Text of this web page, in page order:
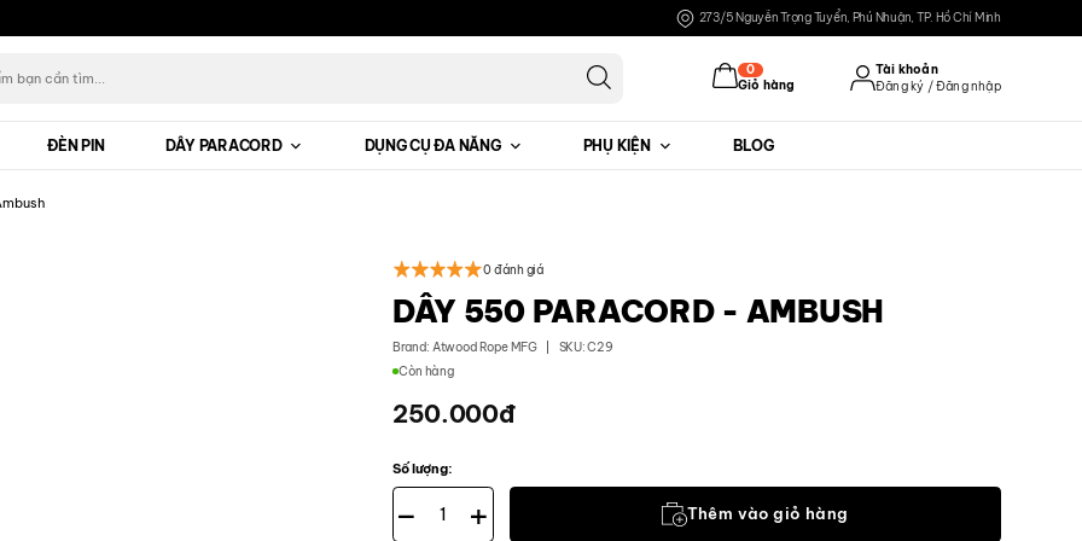
273/5 Nguyễn Trọng Tuyển, Phú Nhuận, TP. Hồ Chí Minh
0
Giỏ hàng
Tài khoản
Đăng ký / Đăng nhập
ĐÈN PIN DÂY PARACORD DỤNG CỤ ĐA NĂNG PHỤ KIỆN BLOG
0 đánh giá
DÂY 550 PARACORD - AMBUSH
Brand: Atwood Rope MFG
SKU: C29
Còn hàng
250.000đ
Số lượng:
Dây 550 Paracord - Ambush số lượng
Thêm vào giỏ hàng